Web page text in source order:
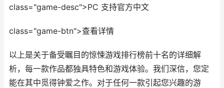
class="game-desc">PC 支持官方中文
class="game-btn">查看详情
以上是关于备受瞩目的惊悚游戏排行榜前十名的详细解
析，每一款作品都独具特色和游戏体验。我们深信，您定
能在其中觅得钟爱之作。对于任何一款引起您兴趣的游